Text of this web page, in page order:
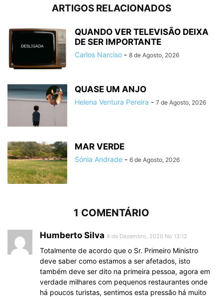
ARTIGOS RELACIONADOS
QUANDO VER TELEVISÃO DEIXA
DE SER IMPORTANTE
Carlos Narciso - 8 de Agosto, 2026
QUASE UM ANJO
Helena Ventura Pereira - 7 de Agosto, 2026
MAR VERDE
Sónia Andrade - 6 de Agosto, 2026
1 COMENTÁRIO
Humberto Silva 4 de Dezembro, 2020 No 13:12
Totalmente de acordo que o Sr. Primeiro Ministro
deve saber como estamos a ser afetados, isto
também deve ser dito na primeira pessoa, agora em
verdade milhares com pequenos restaurantes onde
há poucos turistas, sentimos esta pressão há muito